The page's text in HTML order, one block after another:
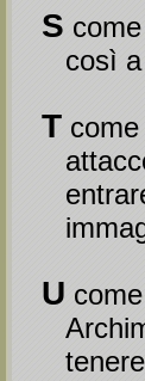
S come
così
T come
U come